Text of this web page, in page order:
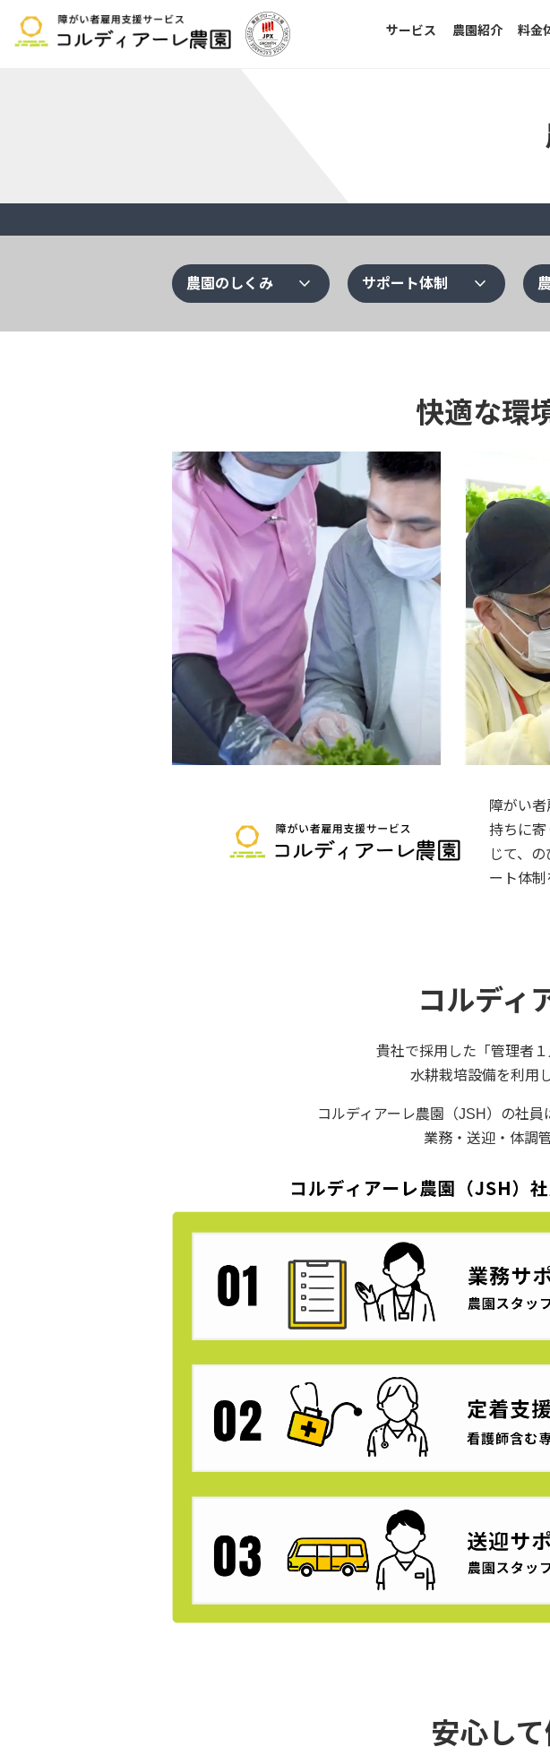
サービス 農園紹介 料金
農園のしくみ expand_more サポート体制 expand_more
快適な環
障がい
持ちに寄
じて、
ート体制
コルディ
貴社で採用した「管理者
⽔耕栽培設備を利⽤
コルディアーレ農園（JSH）の社員
業務・送迎・体調
安⼼し